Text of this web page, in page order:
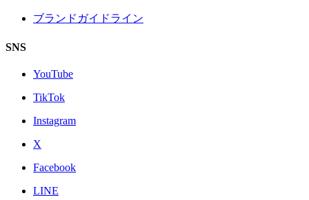
ブランドガイドライン
SNS
YouTube
TikTok
Instagram
X
Facebook
LINE